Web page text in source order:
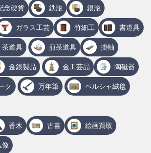
念硬貨 鉄瓶 銀瓶
ガラス工芸 竹細工 書道具
茶道具 煎茶道具 掛軸
金銀製品 金工芸品 陶磁器
ク 万年筆 ペルシャ絨毯
香木 古書 絵画買取
像